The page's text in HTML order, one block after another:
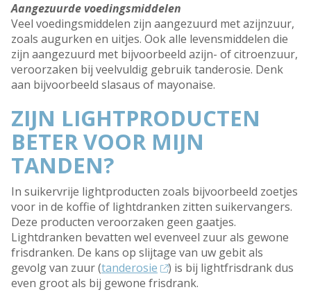
Aangezuurde voedingsmiddelen
Veel voedingsmiddelen zijn aangezuurd met azijnzuur,
zoals augurken en uitjes. Ook alle levensmiddelen die
zijn aangezuurd met bijvoorbeeld azijn- of citroenzuur,
veroorzaken bij veelvuldig gebruik tanderosie. Denk
aan bijvoorbeeld slasaus of mayonaise.
ZIJN LIGHTPRODUCTEN
BETER VOOR MIJN
TANDEN?
In suikervrije lightproducten zoals bijvoorbeeld zoetjes
voor in de koffie of lightdranken zitten suikervangers.
Deze producten veroorzaken geen gaatjes.
Lightdranken bevatten wel evenveel zuur als gewone
frisdranken. De kans op slijtage van uw gebit als
gevolg van zuur (tanderosie
) is bij lightfrisdrank dus
even groot als bij gewone frisdrank.